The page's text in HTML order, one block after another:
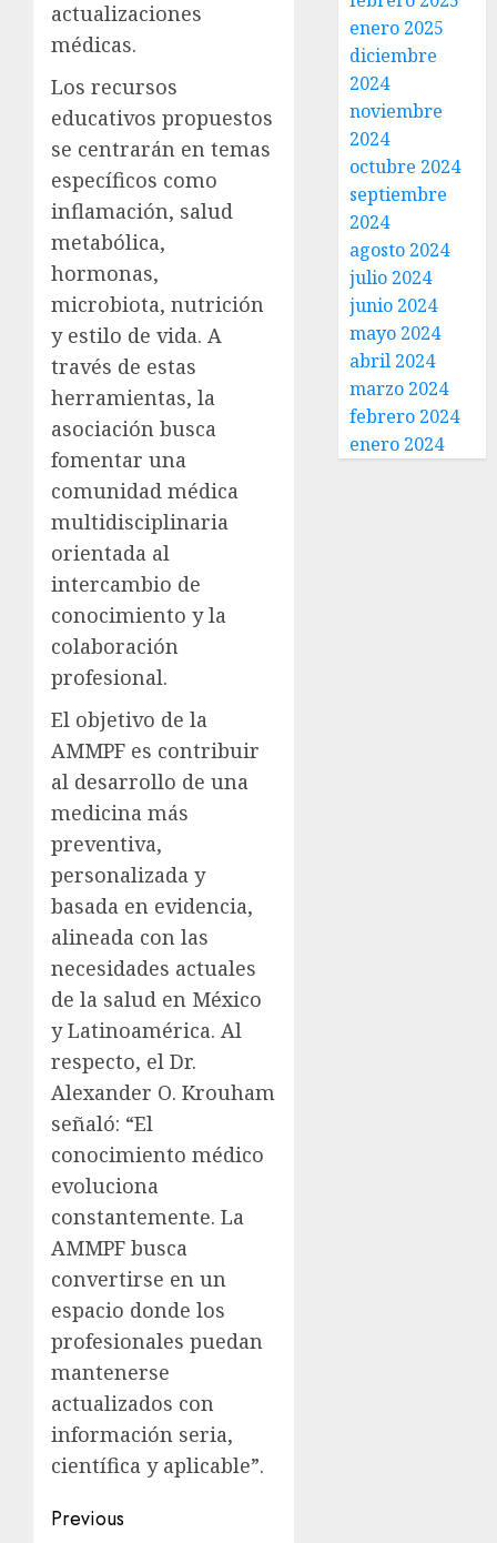
actualizaciones
médicas.
Los recursos
educativos propuestos
se centrarán en temas
específicos como
inflamación, salud
metabólica,
hormonas,
microbiota, nutrición
y estilo de vida. A
través de estas
herramientas, la
asociación busca
fomentar una
comunidad médica
multidisciplinaria
orientada al
intercambio de
conocimiento y la
colaboración
profesional.
El objetivo de la
AMMPF es contribuir
al desarrollo de una
medicina más
preventiva,
personalizada y
basada en evidencia,
alineada con las
necesidades actuales
de la salud en México
y Latinoamérica. Al
respecto, el Dr.
Alexander O. Krouham
señaló: “El
conocimiento médico
evoluciona
constantemente. La
AMMPF busca
convertirse en un
espacio donde los
profesionales puedan
mantenerse
actualizados con
información seria,
científica y aplicable”.
Previous
enero 2025
diciembre
2024
noviembre
2024
octubre 2024
septiembre
2024
agosto 2024
julio 2024
junio 2024
mayo 2024
abril 2024
marzo 2024
febrero 2024
enero 2024